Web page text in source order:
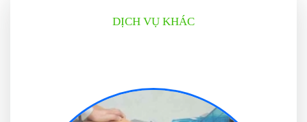
DỊCH VỤ KHÁC